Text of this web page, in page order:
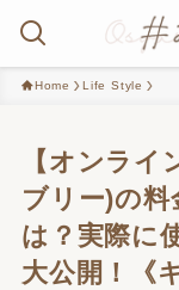
Home Life Style
【オンラ
ブリー)の
は？実際に
大公開！《